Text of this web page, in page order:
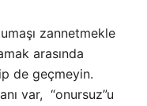
zannetmekle
arasında
de geçmeyin.
var, “onursuz”u